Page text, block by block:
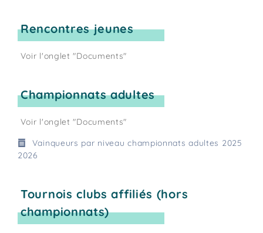
Rencontres jeunes
Voir l'onglet "Documents"
Championnats adultes
Voir l'onglet "Documents"
Vainqueurs par niveau championnats adultes 2025
2026
Tournois clubs affiliés (hors
championnats)